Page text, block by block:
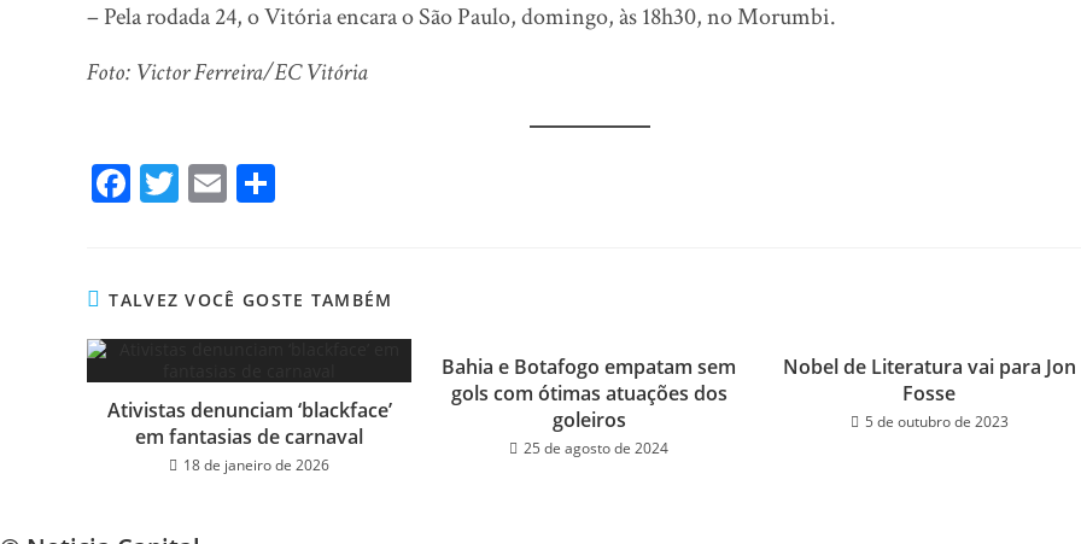
– Pela rodada 24, o Vitória encara o São Paulo, domingo, às 18h30, no Morumbi.
Foto: Victor Ferreira/EC Vitória
Fa
ok
T
er
E
TALVEZ VOCÊ GOSTE TAMBÉM
Ativistas denunciam ‘blackface’
em fantasias de carnaval
18 de janeiro de 2026
Bahia e Botafogo empatam sem
gols com ótimas atuações dos
goleiros
25 de agosto de 2024
Nobel de Literatura vai para Jon
Fosse
5 de outubro de 2023